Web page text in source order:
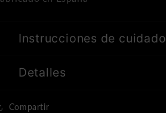
Instrucciones de cuidado
Detalles
Compartir